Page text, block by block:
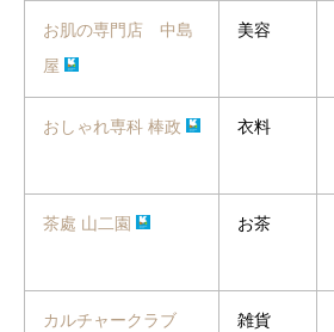
お肌の専門店 中島
屋
美容
おしゃれ専科 棒政 衣料
茶處 山二園 お茶
カルチャークラブ
雑貨